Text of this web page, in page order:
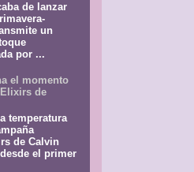
de lanzar
un
por ...
el momento
de
temperatura
de Calvin
el primer